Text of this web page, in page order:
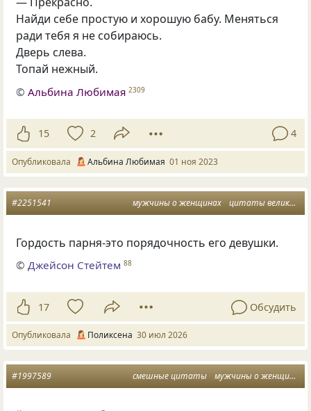
Найди себе простую и хорошую бабу. Меняться
ради тебя я не собираюсь.
Дверь слева.
Топай нежный.
©Альбина Любимая 2309
15 2 4
Опубликовала Альбина Любимая 01 ноя 2023
мужчины о женщинах цитаты великих людей
#2251541
Гордость парня-это порядочность его девушки.
©Джейсон Стейтем 88
17 Обсудить
Опубликовала Поликсена 30 июл 2026
смешные цитаты мужчины о женщинах
#1997589